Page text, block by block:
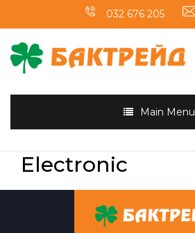
032 676 205
Main Menu
Electronic